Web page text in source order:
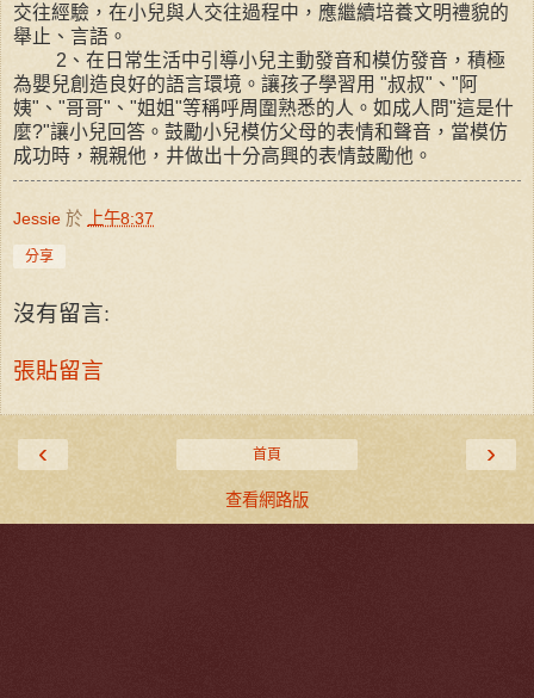
交往經驗，在小兒與人交往過程中，應繼續培養文明禮貌的
舉止、言語。
2、在日常生活中引導小兒主動發音和模仿發音，積極
為嬰兒創造良好的語言環境。讓孩子學習用 "叔叔"、"阿
姨"、"哥哥"、"姐姐"等稱呼周圍熟悉的人。如成人問"這是什
麼?"讓小兒回答。鼓勵小兒模仿父母的表情和聲音，當模仿
成功時，親親他，井做出十分高興的表情鼓勵他。
Jessie 於 上午8:37
分享
沒有留言:
張貼留言
‹ ›
首頁
查看網路版